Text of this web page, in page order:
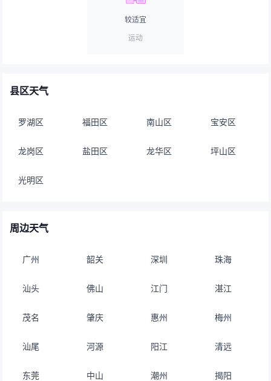
较适宜
运动
县区天气
罗湖区 福田区 南山区 宝安区
龙岗区 盐田区 龙华区 坪山区
光明区
周边天气
广州 韶关 深圳 珠海
汕头 佛山 江门 湛江
茂名 肇庆 惠州 梅州
汕尾 河源 阳江 清远
东莞 中山 潮州 揭阳